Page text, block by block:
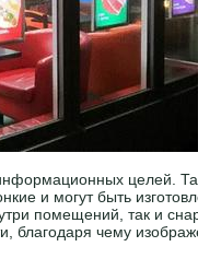
целей.
и могут быть
помещений, так и
благодаря чему